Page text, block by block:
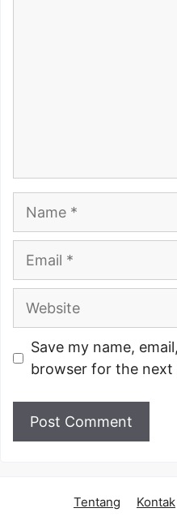
Website
Save my name,
browser for the next
Tentang Kontak